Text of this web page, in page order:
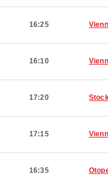
16:25
16:10
17:20
17:15
16:35